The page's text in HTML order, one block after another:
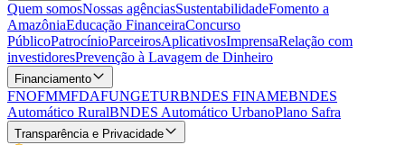
Quem somosNossas agênciasSustentabilidadeFomento a
AmazôniaEducação FinanceiraConcurso
PúblicoPatrocínioParceirosAplicativosImprensaRelação com
investidoresPrevenção à Lavagem de Dinheiro
Financiamento
FNOFMMFDAFUNGETURBNDES FINAMEBNDES
Automático RuralBNDES Automático UrbanoPlano Safra
Transparência e Privacidade